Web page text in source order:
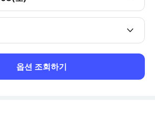
옵션 조회하기